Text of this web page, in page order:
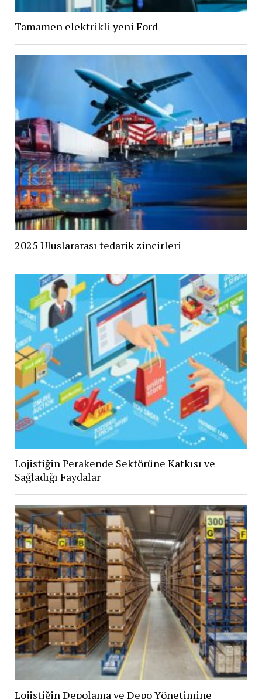
Tamamen elektrikli yeni Ford
2025 Uluslararası tedarik zincirleri
Lojistiğin Perakende Sektörüne Katkısı ve
Sağladığı Faydalar
Lojistiğin Depolama ve Depo Yönetimine